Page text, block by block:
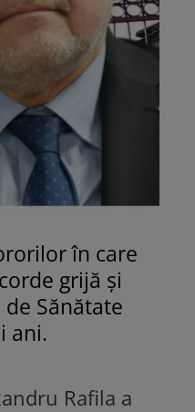
în care
grijă și
Sănătate
ani.
Rafila a